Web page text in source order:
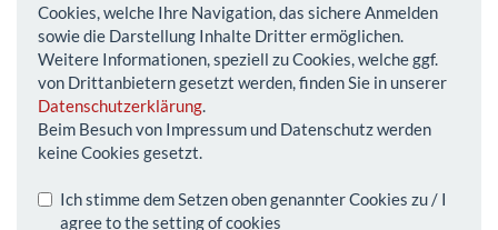
Cookies, welche Ihre Navigation, das sichere Anmelden
sowie die Darstellung Inhalte Dritter ermöglichen.
Weitere Informationen, speziell zu Cookies, welche ggf.
von Drittanbietern gesetzt werden, finden Sie in unserer
Datenschutzerklärung.
Beim Besuch von Impressum und Datenschutz werden
keine Cookies gesetzt.
Ich stimme dem Setzen oben genannter Cookies zu / I
agree to the setting of cookies